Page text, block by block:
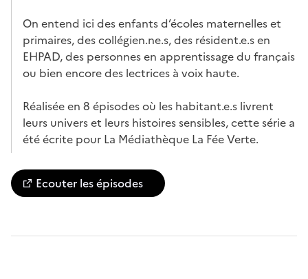
On entend ici des enfants d’écoles maternelles et
primaires, des collégien.ne.s, des résident.e.s en
EHPAD, des personnes en apprentissage du français
ou bien encore des lectrices à voix haute.
Réalisée en 8 épisodes où les habitant.e.s livrent
leurs univers et leurs histoires sensibles, cette série a
été écrite pour La Médiathèque La Fée Verte.
Ecouter les épisodes